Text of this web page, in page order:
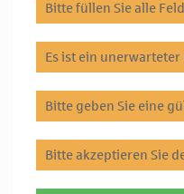
Bitte füllen Sie alle
Es ist ein
Bitte geben Sie eine
Bitte akzeptieren Sie